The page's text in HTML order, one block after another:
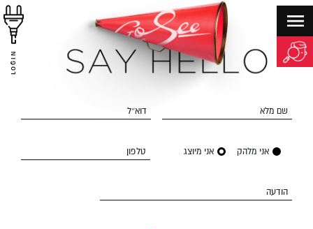
LOGIN
שם מלא דוא״ל
אני מלהק אני מיוצג טלפון
הודעה